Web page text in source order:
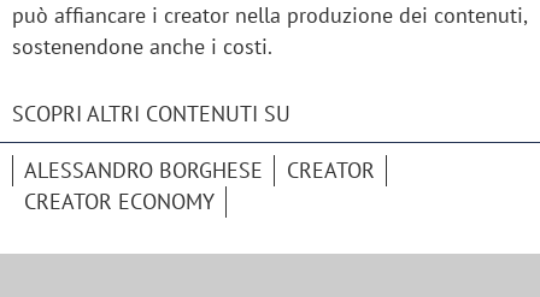
può affiancare i creator nella produzione dei contenuti,
sostenendone anche i costi.
SCOPRI ALTRI CONTENUTI SU
ALESSANDRO BORGHESE
CREATOR
CREATOR ECONOMY